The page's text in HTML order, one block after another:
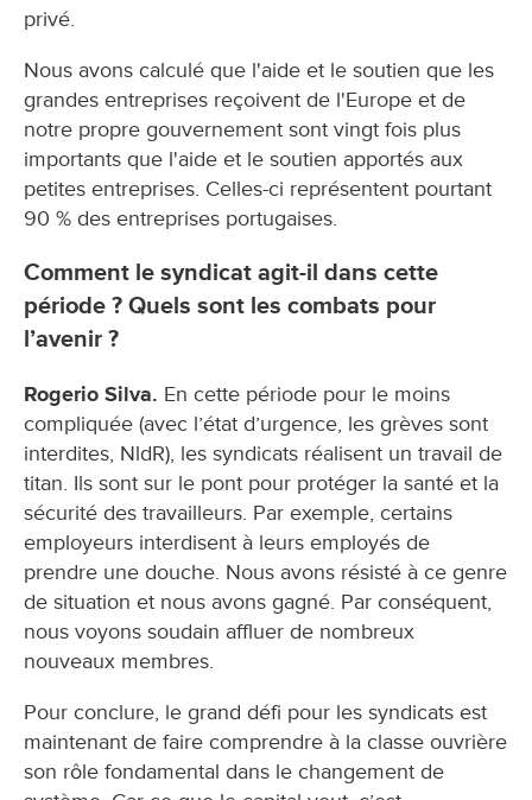
privé.
Nous avons calculé que l'aide et le soutien que les
grandes entreprises reçoivent de l'Europe et de
notre propre gouvernement sont vingt fois plus
importants que l'aide et le soutien apportés aux
petites entreprises. Celles-ci représentent pourtant
90 % des entreprises portugaises.
Comment le syndicat agit-il dans cette
période ? Quels sont les combats pour
l’avenir ?
Rogerio Silva. En cette période pour le moins
compliquée (avec l’état d’urgence, les grèves sont
interdites, NldR), les syndicats réalisent un travail de
titan. Ils sont sur le pont pour protéger la santé et la
sécurité des travailleurs. Par exemple, certains
employeurs interdisent à leurs employés de
prendre une douche. Nous avons résisté à ce genre
de situation et nous avons gagné. Par conséquent,
nous voyons soudain affluer de nombreux
nouveaux membres.
Pour conclure, le grand défi pour les syndicats est
maintenant de faire comprendre à la classe ouvrière
son rôle fondamental dans le changement de